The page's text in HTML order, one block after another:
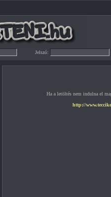
Jelszó:
Ha a letöltés nem indulna el
http://